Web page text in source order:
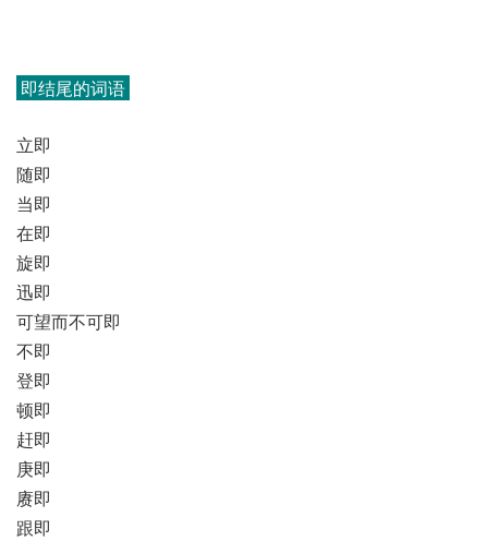
即结尾的词语
立即
随即
当即
在即
旋即
迅即
可望而不可即
不即
登即
顿即
赶即
庚即
赓即
跟即